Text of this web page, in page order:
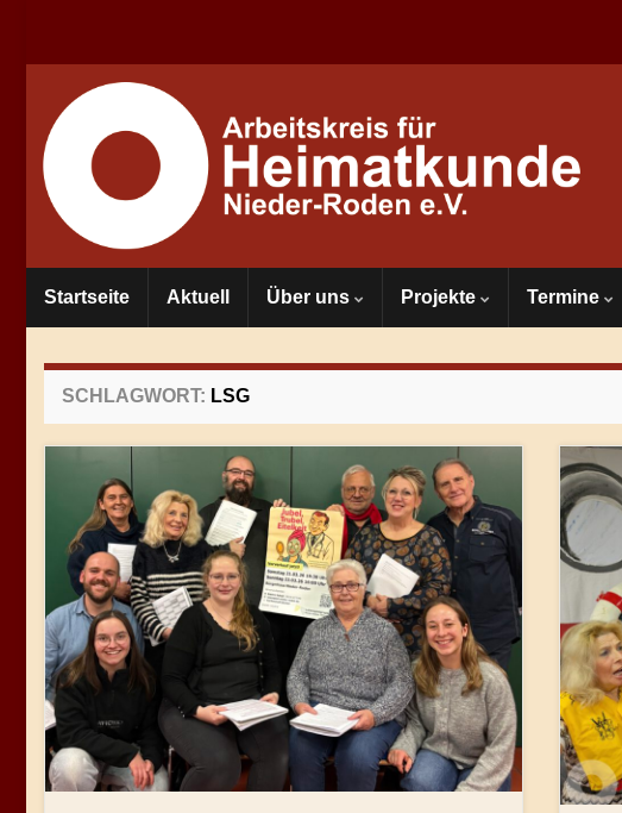
Startseite Aktuell Über uns Projekte Termine
SCHLAGWORT: LSG